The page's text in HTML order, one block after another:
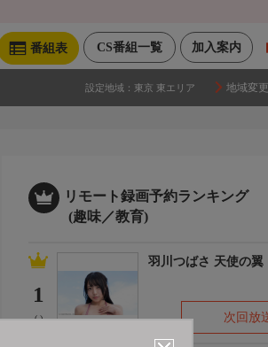
加入案内
CS番組一覧
番組表
設定地域： 東京 東エリア 地域変更
リモート録画予約ランキング
(趣味／教育)
1
(-)
羽川つばさ 天使の翼
次回放